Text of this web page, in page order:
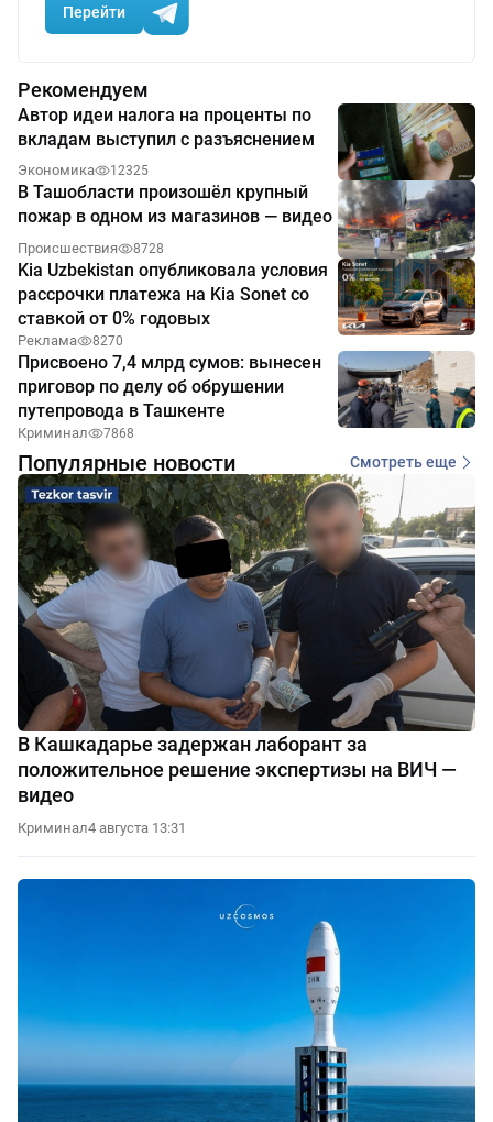
Перейти
Рекомендуем
Автор идеи налога на проценты по
вкладам выступил с разъяснением
Экономика 12325
В Ташобласти произошёл крупный
пожар в одном из магазинов — видео
Происшествия 8728
Kia Uzbekistan опубликовала условия
рассрочки платежа на Kia Sonet со
ставкой от 0% годовых
Реклама 8270
Присвоено 7,4 млрд сумов: вынесен
приговор по делу об обрушении
путепровода в Ташкенте
Криминал 7868
Популярные новости Смотреть еще
В Кашкадарье задержан лаборант за
положительное решение экспертизы на ВИЧ —
видео
Криминал4 августа 13:31